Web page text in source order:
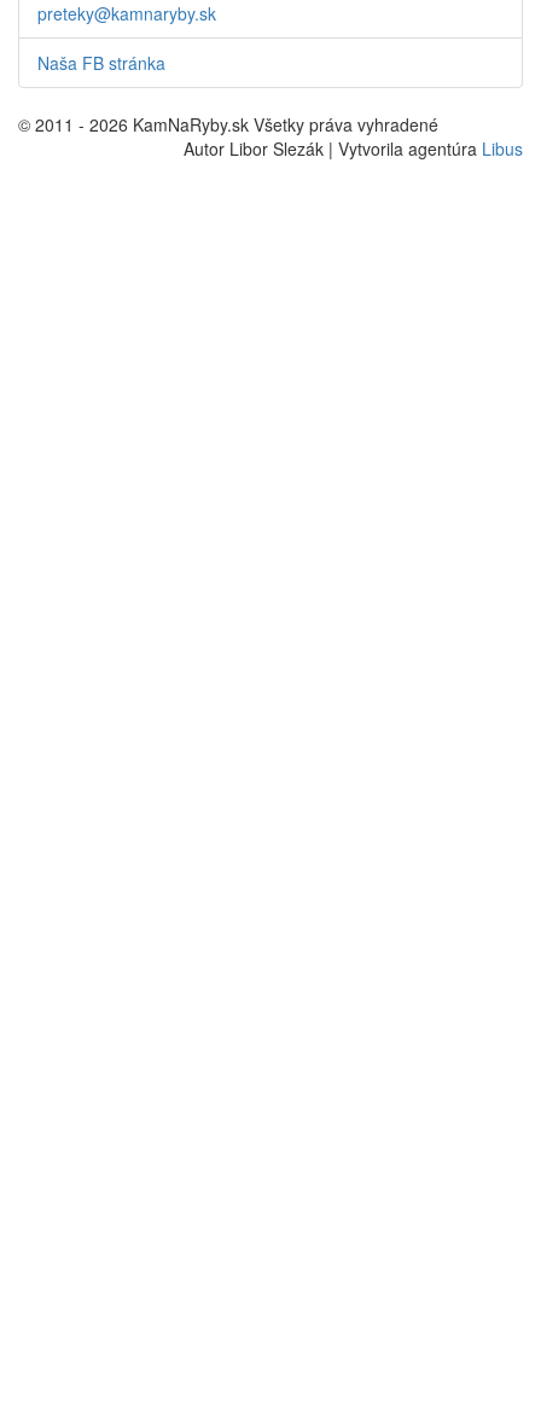
preteky@kamnaryby.sk
Naša FB stránka
© 2011 - 2026 KamNaRyby.sk Všetky práva vyhradené
Autor Libor Slezák | Vytvorila agentúra Libus